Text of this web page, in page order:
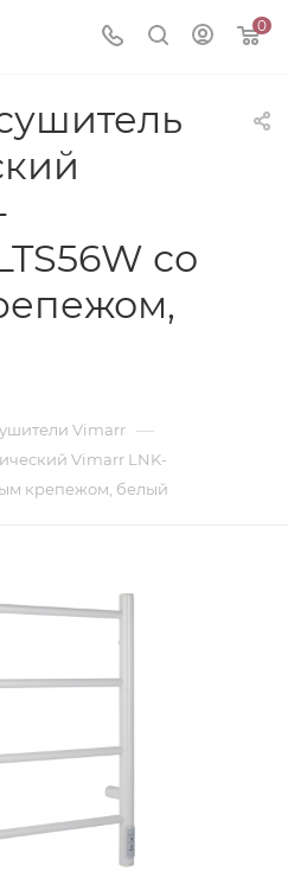
0
со
Vimarr —
Vimarr LNK-
крепежом, белый